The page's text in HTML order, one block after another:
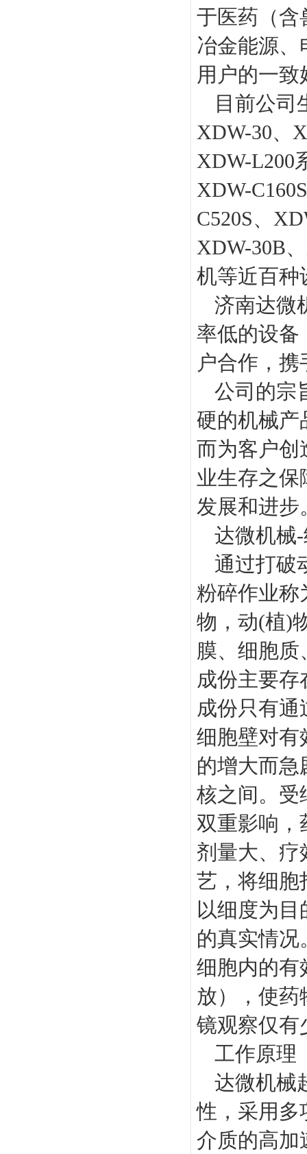
于医药（含
冶金能源
用户的一致
目前公司
XDW-30、
XDW-L200
XDW-
C520S、
XDW-30B
机等近百种
济南达微
率低的设备
户合作，
公司的宗
硬的机械产
而为客户创
业生存之保
发展和进步
达微机械
通过打破
粉碎作业称
物，动(植)
膜、细胞质
成份主要
成份只有
细胞壁对有
的增大而
核之间。受
双重影响，
剂量大、疗
艺，将细胞
以细度为
的真实情
细胞内的有
放），使药
镜观察仅有
工作原理
达微机械
性，采用多
介质的高加